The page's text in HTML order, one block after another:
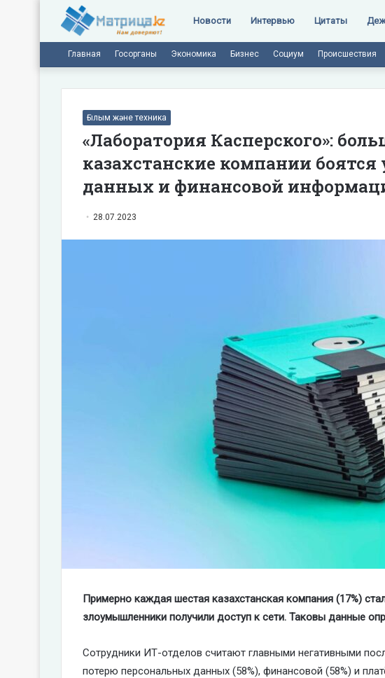
Новости Интервью Цитаты
Главная Госорганы Экономика Бизнес Социум Происшествия
Ғылым және техника
«Лаборатория Касперского»:
казахстанские компании
данных и финансовой
28.07.2023
Примерно каждая шестая казахстанская компания (17%)
злоумышленники получили доступ к сети. Таковы данные
Сотрудники ИТ-отделов считают главными негативными
потерю персональных данных (58%), финансовой (58%) и